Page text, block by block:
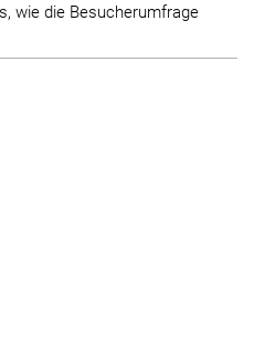
wie die Besucherumfrage